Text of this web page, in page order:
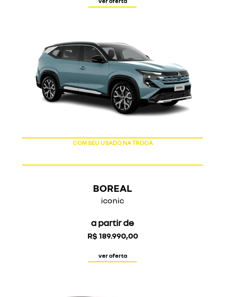
BOREAL
iconic
COM SEU USADO NA TROCA
a partir de
R$ 189.990,00
ver oferta